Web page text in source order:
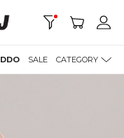
DDO SALE CATEGORY